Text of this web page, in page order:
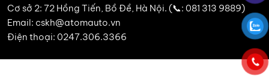
Cơ sở 2: 72 Hồng Tiến, Bồ Đề, Hà Nội. (📞: 081 313 9889)
Email: cskh@atomauto.vn
Điện thoại: 0247.306.3366